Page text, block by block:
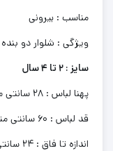
مناسب : بیرونی
ویژگی : شلوار دو بنده
سایز : 2 تا 4 سال
پهنا لباس : 28 سانتی متر
قد لباس : 60 سانتی متر
اندازه تا فاق : 24 سانتی متر